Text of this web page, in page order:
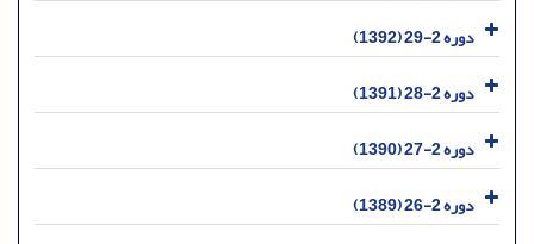
دوره 2-29 (1392)
دوره 2-28 (1391)
دوره 2-27 (1390)
دوره 2-26 (1389)